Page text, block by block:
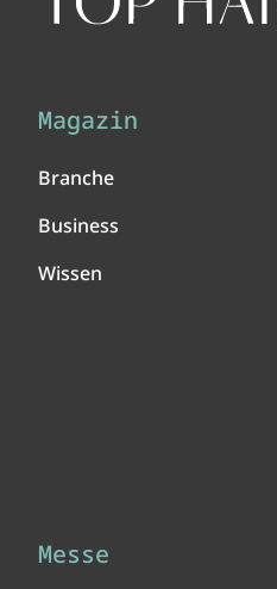
Magazin
Branche
Business
Wissen
Messe